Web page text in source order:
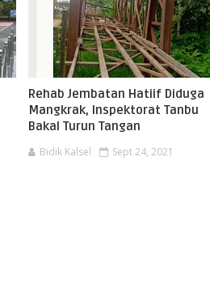
Rehab Jembatan Hatiif Diduga
Mangkrak, Inspektorat Tanbu
Bakal Turun Tangan
Bidik Kalsel Sept 24, 2021